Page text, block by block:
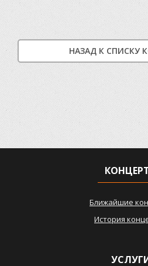
НАЗАД К СПИСКУ
Ближайшие
История